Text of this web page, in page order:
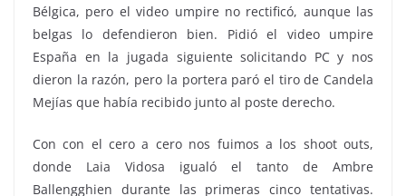
Bélgica, pero el video umpire no rectificó, aunque las
belgas lo defendieron bien. Pidió el video umpire
España en la jugada siguiente solicitando PC y nos
dieron la razón, pero la portera paró el tiro de Candela
Mejías que había recibido junto al poste derecho.
Con con el cero a cero nos fuimos a los shoot outs,
donde Laia Vidosa igualó el tanto de Ambre
Ballengghien durante las primeras cinco tentativas.